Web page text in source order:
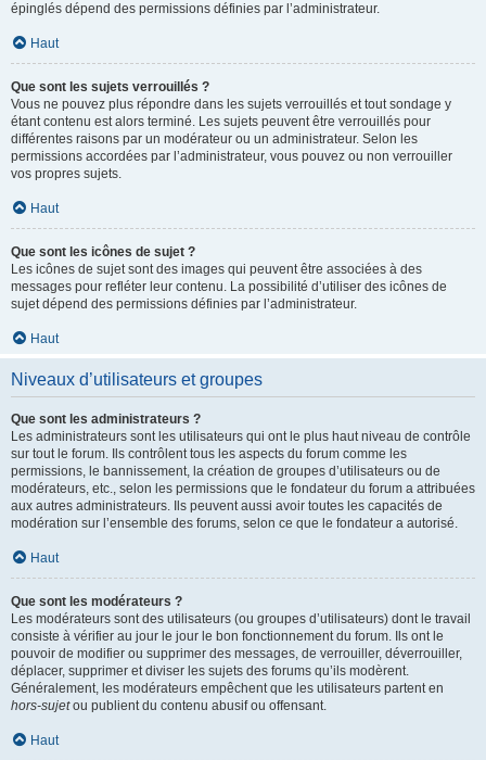
épinglés dépend des permissions définies par l’administrateur.
Haut
Que sont les sujets verrouillés ?
Vous ne pouvez plus répondre dans les sujets verrouillés et tout sondage y
étant contenu est alors terminé. Les sujets peuvent être verrouillés pour
différentes raisons par un modérateur ou un administrateur. Selon les
permissions accordées par l’administrateur, vous pouvez ou non verrouiller
vos propres sujets.
Haut
Que sont les icônes de sujet ?
Les icônes de sujet sont des images qui peuvent être associées à des
messages pour refléter leur contenu. La possibilité d’utiliser des icônes de
sujet dépend des permissions définies par l’administrateur.
Haut
Niveaux d’utilisateurs et groupes
Que sont les administrateurs ?
Les administrateurs sont les utilisateurs qui ont le plus haut niveau de contrôle
sur tout le forum. Ils contrôlent tous les aspects du forum comme les
permissions, le bannissement, la création de groupes d’utilisateurs ou de
modérateurs, etc., selon les permissions que le fondateur du forum a attribuées
aux autres administrateurs. Ils peuvent aussi avoir toutes les capacités de
modération sur l’ensemble des forums, selon ce que le fondateur a autorisé.
Haut
Que sont les modérateurs ?
Les modérateurs sont des utilisateurs (ou groupes d’utilisateurs) dont le travail
consiste à vérifier au jour le jour le bon fonctionnement du forum. Ils ont le
pouvoir de modifier ou supprimer des messages, de verrouiller, déverrouiller,
déplacer, supprimer et diviser les sujets des forums qu’ils modèrent.
Généralement, les modérateurs empêchent que les utilisateurs partent en
hors-sujetou publient du contenu abusif ou offensant.
Haut